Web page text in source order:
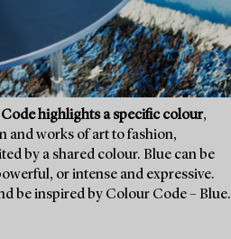
highlights a specific colour,
and works of art to fashion,
by a shared colour. Blue can be
or intense and expressive.
be inspired by Colour Code – Blue.